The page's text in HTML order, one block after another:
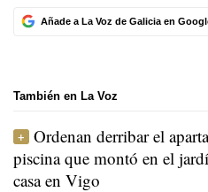
Añade a La Voz de Galicia en
También en La Voz
Ordenan derribar el
piscina que montó en el
casa en Vigo